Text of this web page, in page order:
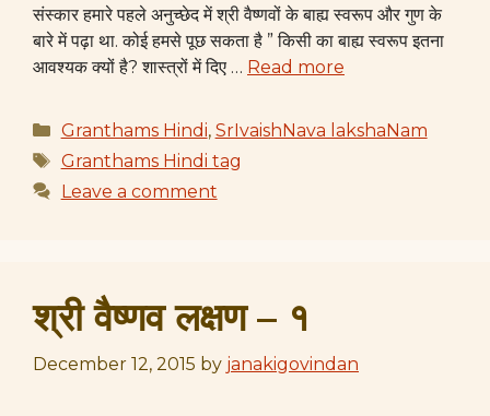
संस्कार हमारे पहले अनुच्छेद में श्री वैष्णवों के बाह्य स्वरूप और गुण के
बारे में पढ़ा था. कोई हमसे पूछ सकता है ” किसी का बाह्य स्वरूप इतना
आवश्यक क्यों है? शास्त्रों में दिए … Read more
Categories
Granthams Hindi, SrIvaishNava lakshaNam
Tags
Granthams Hindi tag
Leave a comment
श्री वैष्णव लक्षण – १
December 12, 2015 by janakigovindan